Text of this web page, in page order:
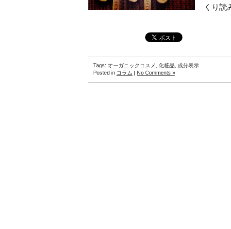
くり読
Tags: オーガニックコスメ 化粧品 成分表示
Posted in コラム | No Comments »